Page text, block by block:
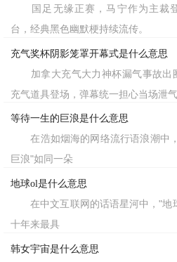
国足无缘正赛，马宁作为主裁
台，经典黑色幽默梗持续流传。
充气奖杯阴影笼罩开幕式是什么意思
加拿大充气大力神杯漏气事故出
充气道具登场，弹幕统一担心当场泄气
等待一生的巨浪是什么意思
在浩如烟海的网络流行语浪潮中
巨浪"如同一朵
地球ol是什么意思
在中文互联网的话语星河中，"地
十年来最具
韩女宇宙是什么意思